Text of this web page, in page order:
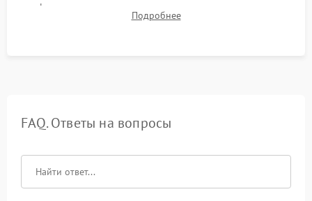
фокуса, контрастности и цветопередачи на тестовых
таблицах. Проверка работы всех видеовходов и кнопок
Подробнее
FAQ. Ответы на вопросы